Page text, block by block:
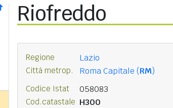
Riofreddo
Regione Lazio
Città metrop. Roma Capitale (RM)
Codice Istat 058083
Cod.catastale H300